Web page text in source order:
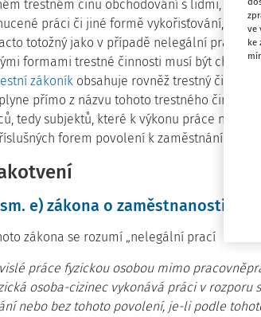
trestném činu obchodování s lidmi, a to
práci či jiné formě vykořisťování,
totožný jako v případě nelegální práce v
formami trestné činnosti musí být
zákoník obsahuje rovněž trestný čin
přímo z názvu tohoto trestného činu,
tedy subjektů, které k výkonu práce na
forem povolení k zaměstnání a
e) zákona o zaměstnanosti
zákona se rozumí „nelegální prací
práce fyzickou osobou mimo
osoba-cizinec vykonává práci v rozporu
nebo bez tohoto povolení, je-li podle
ve
ke